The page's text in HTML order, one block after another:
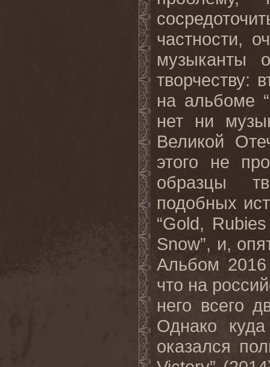
частности,
музыканты
творчеству:
на альбоме
нет ни
Великой
этого не
образцы
подобных
“Gold,
Snow”, и,
Альбом
что на
него всего
Однако
оказался